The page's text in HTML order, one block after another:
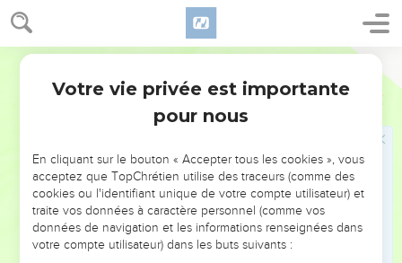
1 Chroniques 3
12 Dont le fils fut Amatsia, dont le fils fut Azaria, dont le fils
fut Jotham,
fut Manassé,
Dont le fils fut Amon, dont le fils fut Josias.
Fils de Josias : le premier-né Jochanan ; le second,
Jéhojakim ; le troisième, Sédécias ; le quatrième, Shallum.
Fils de Jéhojakim : Jéchonias, son fils ; Sédécias, son fils.
Fils de Jéchonias, captif : Salathiel, son fils,
Malkiram, Pédaja, Shénatsar, Jékamia, Hoshama et
Votre vie privée est importante
pour nous
En cliquant sur le bouton « Accepter tous les cookies », vous
acceptez que TopChrétien utilise des traceurs (comme des
cookies ou l'identifiant unique de votre compte utilisateur) et
traite vos données à caractère personnel (comme vos
données de navigation et les informations renseignées dans
votre compte utilisateur) dans les buts suivants :